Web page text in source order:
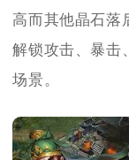
高而其他晶石落
解锁攻击、暴击
场景。